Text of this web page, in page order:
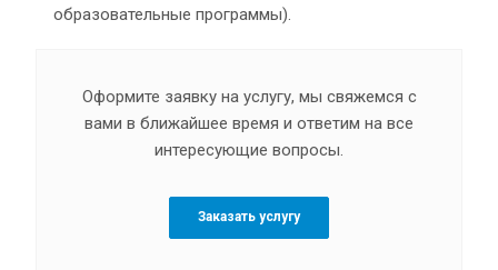
образовательные программы).
Оформите заявку на услугу, мы свяжемся с
вами в ближайшее время и ответим на все
интересующие вопросы.
Заказать услугу